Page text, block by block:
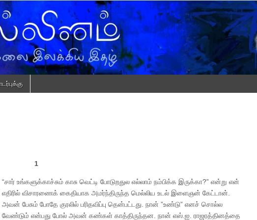
1
“சார் உங்களுக்காச்சும் காசு வெட்டி போடுறதுல எல்லாம் நம்பிக்க இருக்கா?” என்று என்
எதிரில் விசாரணைக் கைதியாக அமர்ந்திருந்த மெல்லிய உடல் இளைஞன் கேட்டான்.
அவன் பேசும் போதே குரலில் பரிதவிப்பு தென்பட்டது. நான் ”உண்டு” எனச் சொல்ல
வேண்டும் என்பது போல் அவன் கண்கள் காத்திருந்தன. நான் எஸ்.ஐ. ராஜரத்தினத்தை